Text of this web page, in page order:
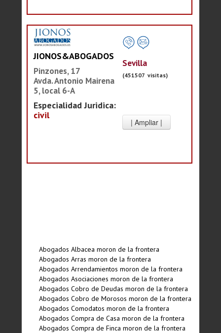
JIONOS&ABOGADOS
Pinzones, 17
Avda. Antonio Mairena
5, local 6-A
Especialidad Juridica:
civil
Sevilla
(451507 visitas)
Abogados Albacea moron de la frontera
Abogados Arras moron de la frontera
Abogados Arrendamientos moron de la frontera
Abogados Asociaciones moron de la frontera
Abogados Cobro de Deudas moron de la frontera
Abogados Cobro de Morosos moron de la frontera
Abogados Comodatos moron de la frontera
Abogados Compra de Casa moron de la frontera
Abogados Compra de Finca moron de la frontera